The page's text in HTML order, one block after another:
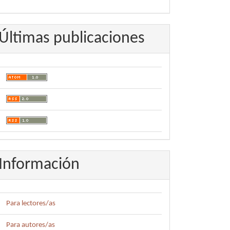
Últimas publicaciones
Información
Para lectores/as
Para autores/as